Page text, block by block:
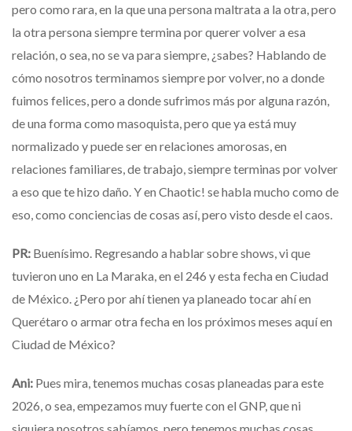
pero como rara, en la que una persona maltrata a la otra, pero
la otra persona siempre termina por querer volver a esa
relación, o sea, no se va para siempre, ¿sabes? Hablando de
cómo nosotros terminamos siempre por volver, no a donde
fuimos felices, pero a donde sufrimos más por alguna razón,
de una forma como masoquista, pero que ya está muy
normalizado y puede ser en relaciones amorosas, en
relaciones familiares, de trabajo, siempre terminas por volver
a eso que te hizo daño. Y en Chaotic! se habla mucho como de
eso, como conciencias de cosas así, pero visto desde el caos.
PR: Buenísimo. Regresando a hablar sobre shows, vi que
tuvieron uno en La Maraka, en el 246 y esta fecha en Ciudad
de México. ¿Pero por ahí tienen ya planeado tocar ahí en
Querétaro o armar otra fecha en los próximos meses aquí en
Ciudad de México?
Ani: Pues mira, tenemos muchas cosas planeadas para este
2026, o sea, empezamos muy fuerte con el GNP, que ni
siquiera nosotros sabíamos, pero tenemos muchas cosas